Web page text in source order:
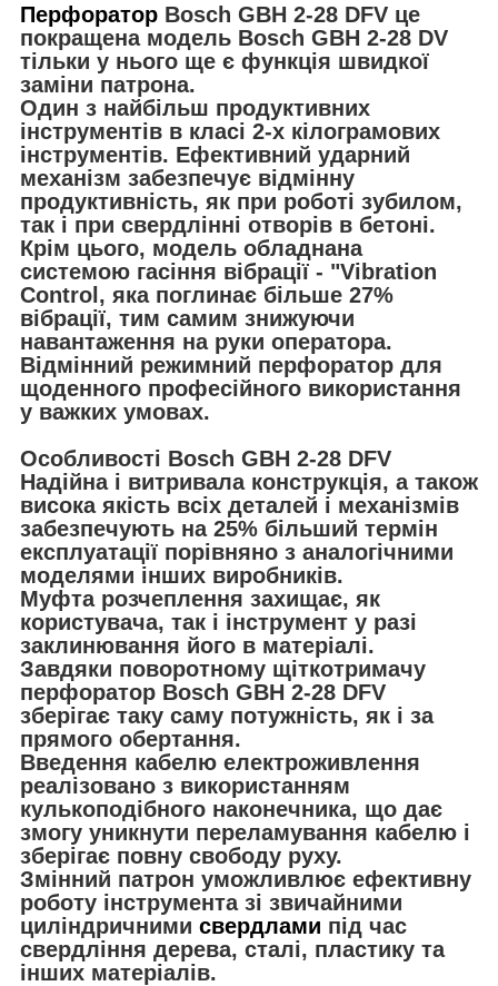
Перфоратор Bosch GBH 2-28 DFV це
покращена модель Bosch GBH 2-28 DV
тільки у нього ще є функція швидкої
заміни патрона.
Один з найбільш продуктивних
інструментів в класі 2-х кілограмових
інструментів. Ефективний ударний
механізм забезпечує відмінну
продуктивність, як при роботі зубилом,
так і при свердлінні отворів в бетоні.
Крім цього, модель обладнана
системою гасіння вібрації - "Vibration
Control, яка поглинає більше 27%
вібрації, тим самим знижуючи
навантаження на руки оператора.
Відмінний режимний перфоратор для
щоденного професійного використання
у важких умовах.
Особливості Bosch GBH 2-28 DFV
Надійна і витривала конструкція, а також
висока якість всіх деталей і механізмів
забезпечують на 25% більший термін
експлуатації порівняно з аналогічними
моделями інших виробників.
Муфта розчеплення захищає, як
користувача, так і інструмент у разі
заклинювання його в матеріалі.
Завдяки поворотному щіткотримачу
перфоратор Bosch GBH 2-28 DFV
зберігає таку саму потужність, як і за
прямого обертання.
Введення кабелю електроживлення
реалізовано з використанням
кулькоподібного наконечника, що дає
змогу уникнути переламування кабелю і
зберігає повну свободу руху.
Змінний патрон уможливлює ефективну
роботу інструмента зі звичайними
циліндричними свердлами під час
свердління дерева, сталі, пластику та
інших матеріалів.